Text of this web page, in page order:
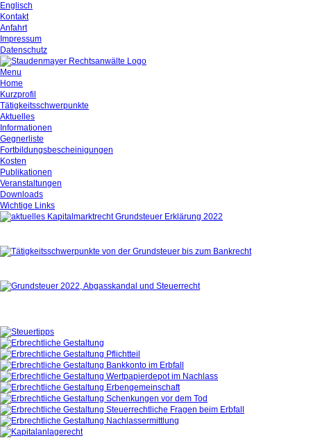
Englisch
Kontakt
Anfahrt
Impressum
Datenschutz
Menu
Home
Kurzprofil
Tätigkeitsschwerpunkte
Aktuelles
Informationen
Gegnerliste
Fortbildungsbescheinigungen
Kosten
Publikationen
Veranstaltungen
Downloads
Wichtige Links